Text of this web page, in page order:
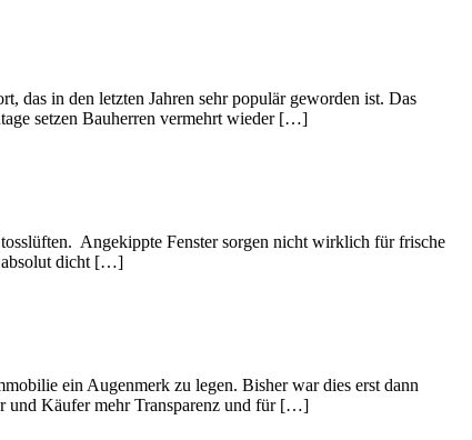
das in den letzten Jahren sehr populär geworden ist. Das
setzen Bauherren vermehrt wieder […]
Angekippte Fenster sorgen nicht wirklich für frische
absolut dicht […]
ein Augenmerk zu legen. Bisher war dies erst dann
und Käufer mehr Transparenz und für […]